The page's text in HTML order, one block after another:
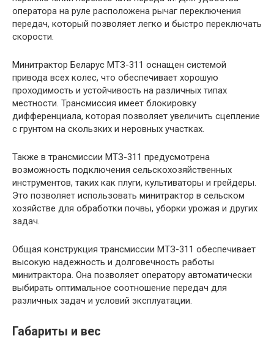
оператора на руле расположена рычаг переключения
передач, который позволяет легко и быстро переключать
скорости.
Минитрактор Беларус МТЗ-311 оснащен системой
привода всех колес, что обеспечивает хорошую
проходимость и устойчивость на различных типах
местности. Трансмиссия имеет блокировку
дифференциала, которая позволяет увеличить сцепление
с грунтом на скользких и неровных участках.
Также в трансмиссии МТЗ-311 предусмотрена
возможность подключения сельскохозяйственных
инструментов, таких как плуги, культиваторы и грейдеры.
Это позволяет использовать минитрактор в сельском
хозяйстве для обработки почвы, уборки урожая и других
задач.
Общая конструкция трансмиссии МТЗ-311 обеспечивает
высокую надежность и долговечность работы
минитрактора. Она позволяет оператору автоматически
выбирать оптимальное соотношение передач для
различных задач и условий эксплуатации.
Габариты и вес